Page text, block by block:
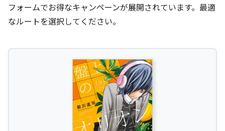
フォームでお得なキャンペーンが展開されています。最適
なルートを選択してください。